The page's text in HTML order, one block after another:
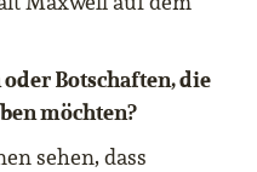
Botschaften, die
möchten?
sehen, dass